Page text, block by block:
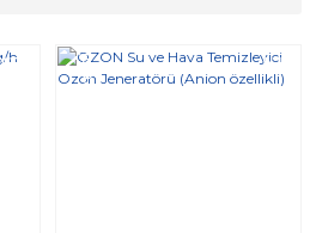
%10 Yeni %15